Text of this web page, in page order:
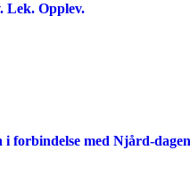
Lek. Opplev.
forbindelse med Njård-dagen